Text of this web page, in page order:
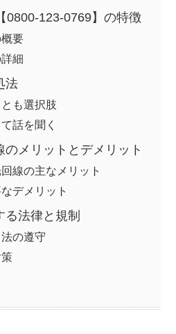
0800-123-0769】の特徴
要
細
法
も選択肢
話を聞く
のメリットとデメリット
線の主なメリット
デメリット
法律と規制
の遵守